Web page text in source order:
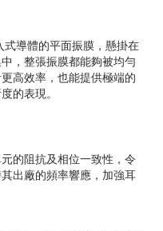
導體的平面振膜，懸掛在
，整張振膜都能夠被均勻
高效率，也能提供極端的
的表現。
的阻抗及相位一致性，令
出廠的頻率響應，加強耳